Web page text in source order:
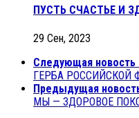
ПУСТЬ СЧАСТЬЕ И
29 Сен, 2023
Следующая новость
ГЕРБА РОССИЙСКОЙ
Предыдущая
МЫ — ЗДОРОВОЕ